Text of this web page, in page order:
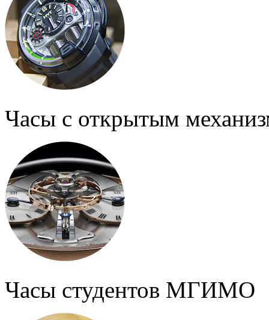
Часы с открытым
Часы студентов МГИМО